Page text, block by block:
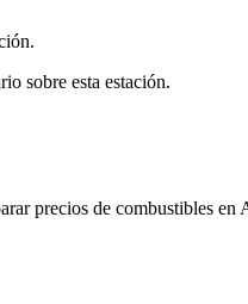
sobre esta estación.
precios de combustibles en